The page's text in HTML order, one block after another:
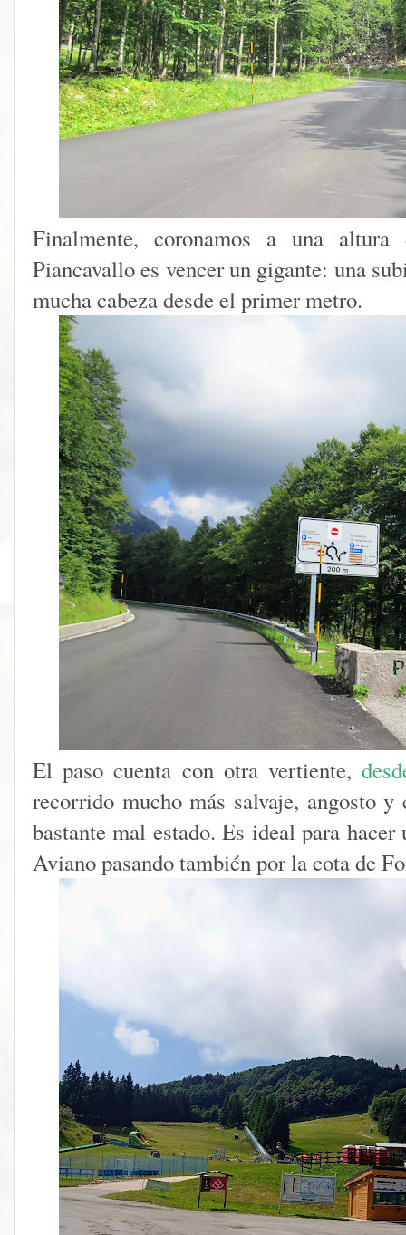
Finalmente, coronamos a una
Piancavallo es vencer un gigante: una
mucha cabeza desde el primer metro.
El paso cuenta con otra vertiente,
recorrido mucho más salvaje, angosto
bastante mal estado. Es ideal para
Aviano pasando también por la cota de